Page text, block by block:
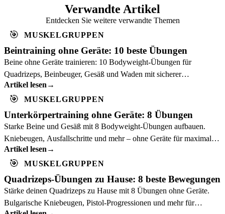
Verwandte Artikel
Entdecken Sie weitere verwandte Themen
🎯 MUSKELGRUPPEN
Beintraining ohne Geräte: 10 beste Übungen
Beine ohne Geräte trainieren: 10 Bodyweight-Übungen für
Quadrizeps, Beinbeuger, Gesäß und Waden mit sicherer
Progression.
Artikel lesen →
🎯 MUSKELGRUPPEN
Unterkörpertraining ohne Geräte: 8 Übungen
Starke Beine und Gesäß mit 8 Bodyweight-Übungen aufbauen.
Kniebeugen, Ausfallschritte und mehr – ohne Geräte für maximalen
Kalorienverbrauch.
Artikel lesen →
🎯 MUSKELGRUPPEN
Quadrizeps-Übungen zu Hause: 8 beste Bewegungen
Stärke deinen Quadrizeps zu Hause mit 8 Übungen ohne Geräte.
Bulgarische Kniebeugen, Pistol-Progressionen und mehr für